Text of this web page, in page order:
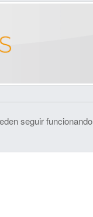
seguir funcionando